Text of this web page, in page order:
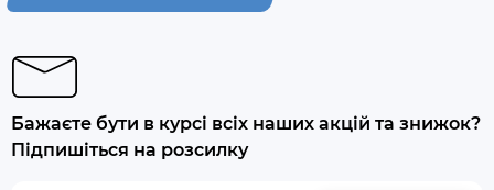
Бажаєте бути в курсі всіх наших акцій та знижок?
Підпишіться на розсилку